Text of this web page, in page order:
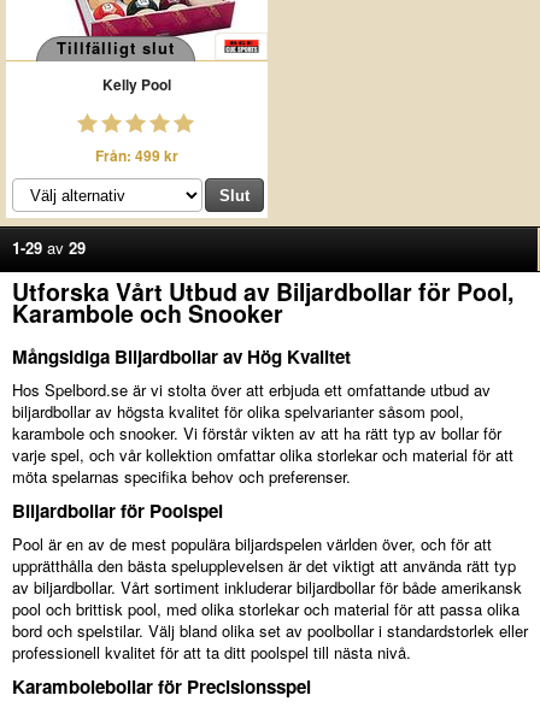
Tillfälligt slut
Kelly Pool
Från: 499 kr
1-29 av 29
Utforska Vårt Utbud av Biljardbollar för Pool,
Karambole och Snooker
Mångsidiga Biljardbollar av Hög Kvalitet
Hos Spelbord.se är vi stolta över att erbjuda ett omfattande utbud av
biljardbollar av högsta kvalitet för olika spelvarianter såsom pool,
karambole och snooker. Vi förstår vikten av att ha rätt typ av bollar för
varje spel, och vår kollektion omfattar olika storlekar och material för att
möta spelarnas specifika behov och preferenser.
Biljardbollar för Poolspel
Pool är en av de mest populära biljardspelen världen över, och för att
upprätthålla den bästa spelupplevelsen är det viktigt att använda rätt typ
av biljardbollar. Vårt sortiment inkluderar biljardbollar för både amerikansk
pool och brittisk pool, med olika storlekar och material för att passa olika
bord och spelstilar. Välj bland olika set av poolbollar i standardstorlek eller
professionell kvalitet för att ta ditt poolspel till nästa nivå.
Karambolebollar för Precisionsspel